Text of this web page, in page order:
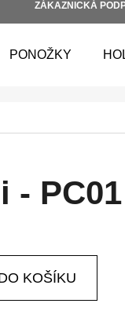
ZÁKAZNICKÁ
PONOŽKY
-
KOŠÍKU